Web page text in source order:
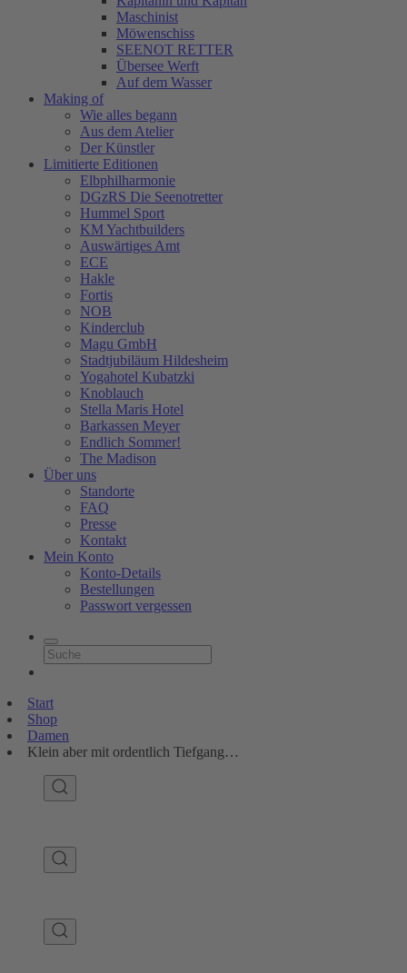
Maschinist
Möwenschiss
SEENOT RETTER
Übersee Werft
Auf dem Wasser
Making of
Wie alles begann
Aus dem Atelier
Der Künstler
Limitierte Editionen
Elbphilharmonie
DGzRS Die Seenotretter
Hummel Sport
KM Yachtbuilders
Auswärtiges Amt
ECE
Hakle
Fortis
NOB
Kinderclub
Magu GmbH
Stadtjubiläum Hildesheim
Yogahotel Kubatzki
Knoblauch
Stella Maris Hotel
Barkassen Meyer
Endlich Sommer!
The Madison
Über uns
Standorte
FAQ
Presse
Kontakt
Mein Konto
Konto-Details
Bestellungen
Passwort vergessen
Start
Shop
Damen
Klein aber mit ordentlich Tiefgang…